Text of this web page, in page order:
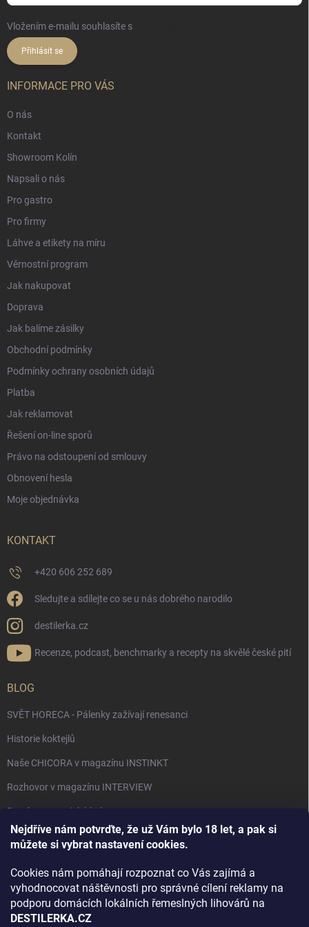
Nejdříve nám potvrďte, že už Vám bylo 18 let, a pak si
můžete si vybrat nastavení cookies.
Cookies nám pomáhají rozpoznat co Vás zajímá a
vyhodnocovat náštěvnosti pro správné cílení reklamy na
podporu domácích lokálních řemeslných lihovárů na
DESTILERKA.CZ
Vložením e-mailu souhlasíte s
Přihlásit se
INFORMACE PRO VÁS
O nás
Kontakt
Showroom Kolín
Napsali o nás
Pro gastro
Pro firmy
Láhve a etikety na míru
Věrnostní program
Jak nakupovat
Doprava
Jak balíme zásilky
Obchodní podmínky
Podmínky ochrany osobních údajů
Platba
Jak reklamovat
Řešení on-line sporů
Právo na odstoupení od smlouvy
Obnovení hesla
Moje objednávka
KONTAKT
+420 606 252 689
Sledujte a sdílejte co se u nás dobrého narodilo
destilerka.cz
Recenze, podcast, benchmarky a recepty na skvělé české pití
BLOG
SVĚT HORECA - Pálenky zažívají renesanci
Historie koktejlů
Naše CHICORA v magazínu INSTINKT
Rozhovor v magazínu INTERVIEW
Bourbon, americká krása.
Napsali v TÝDNU o naší práci
Rozhovor s DESTILERKA.CZ v magazínu DRINKING-CAT
Jak vybrat dárek na Vánoce